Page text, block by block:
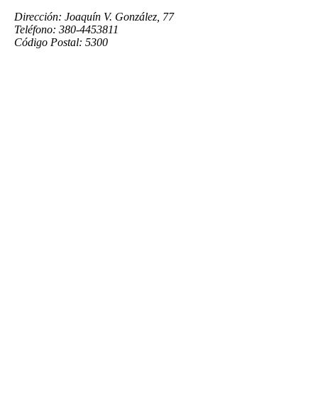
Dirección: Joaquín V. González, 77
Teléfono: 380-4453811
Código Postal: 5300